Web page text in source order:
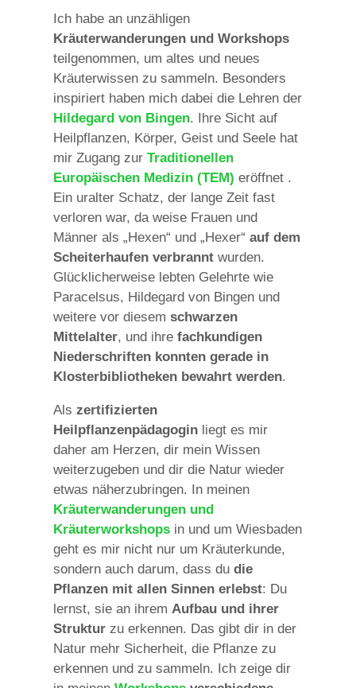
Ich habe an unzähligen
Kräuterwanderungen und Workshops
teilgenommen, um altes und neues
Kräuterwissen zu sammeln. Besonders
inspiriert haben mich dabei die Lehren der
Hildegard von Bingen. Ihre Sicht auf
Heilpflanzen, Körper, Geist und Seele hat
mir Zugang zurTraditionellen
Europäischen Medizin (TEM) eröffnet .
Ein uralter Schatz, der lange Zeit fast
verloren war, da weise Frauen und
Männer als „Hexen“ und „Hexer“auf dem
Scheiterhaufen verbrannt wurden.
Glücklicherweise lebten Gelehrte wie
Paracelsus, Hildegard von Bingen und
weitere vor diesemschwarzen
Mittelalter, und ihrefachkundigen
Niederschriften konnten gerade in
Klosterbibliotheken bewahrt werden.
Alszertifizierten
Heilpflanzenpädagogin liegt es mir
daher am Herzen, dir mein Wissen
weiterzugeben und dir die Natur wieder
etwas näherzubringen. In meinen
Kräuterwanderungen und
Kräuterworkshops in und um Wiesbaden
geht es mir nicht nur um Kräuterkunde,
sondern auch darum, dass dudie
Pflanzen mit allen Sinnen erlebst: Du
lernst, sie an ihremAufbau und ihrer
Struktur zu erkennen. Das gibt dir in der
Natur mehr Sicherheit, die Pflanze zu
erkennen und zu sammeln. Ich zeige dir